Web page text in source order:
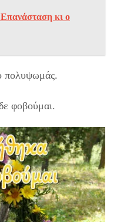
κι ο
πολυψωμάς.
φοβούμαι.